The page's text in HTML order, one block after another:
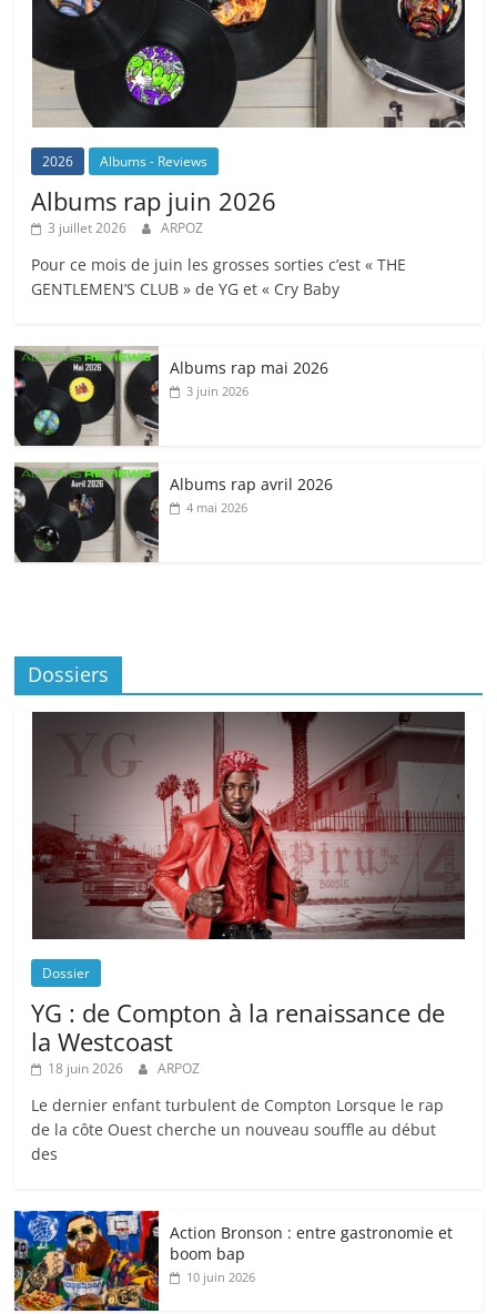
2026 Albums - Reviews
Albums rap juin 2026
3 juillet 2026 ARPOZ
Pour ce mois de juin les grosses sorties c’est « THE
GENTLEMEN’S CLUB » de YG et « Cry Baby
Albums rap mai 2026
3 juin 2026
Albums rap avril 2026
4 mai 2026
Dossiers
Dossier
YG : de Compton à la renaissance de
la Westcoast
18 juin 2026 ARPOZ
Le dernier enfant turbulent de Compton Lorsque le rap
de la côte Ouest cherche un nouveau souffle au début
des
Action Bronson : entre gastronomie et
boom bap
10 juin 2026